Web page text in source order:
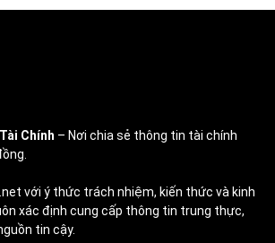
Chính – Nơi chia sẻ thông tin tài chính
với ý thức trách nhiệm, kiến thức và kinh
xác định cung cấp thông tin trung thực,
tin cậy.